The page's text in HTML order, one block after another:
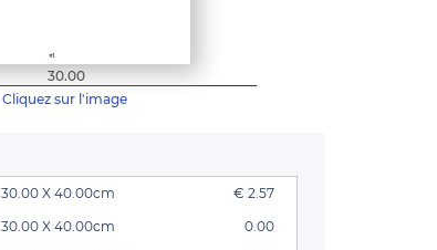
Cliquez sur l'image
30.00
30.00 X 40.00cm
€ 2.57
30.00 X 40.00cm
0.00